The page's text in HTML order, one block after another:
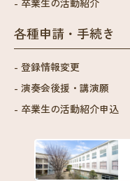
卒業生の活動紹介
各種申請・手続き
登録情報変更
演奏会後援・講演願
卒業生の活動紹介申込